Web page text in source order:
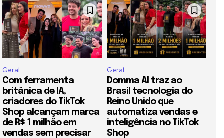
Geral
Com ferramenta
britânica de IA,
criadores do TikTok
Shop alcançam marca
de R$ 1 milhão em
vendas sem precisar
Geral
Domma AI traz ao
Brasil tecnologia do
Reino Unido que
automatiza vendas e
inteligência no TikTok
Shop